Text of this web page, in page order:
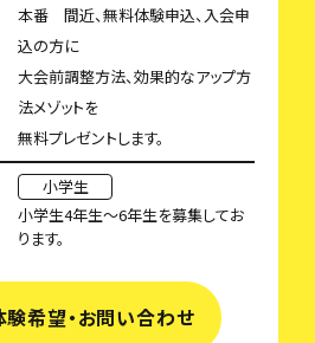
本番 間近、無料体験申込、入会申
込の方に
大会前調整方法、効果的なアップ方
法メゾットを
無料プレゼントします。
小学生
小学生4年生～6年生を募集してお
ります。
験希望・お問い合わせ